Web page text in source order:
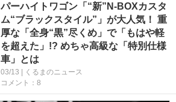
パーハイトワゴン「“新”N-BOXカスタ
ム“ブラックスタイル”」が大人気！ 重
厚な「全身“黒”尽くめ」で「もはや軽
を超えた」!? めちゃ高級な「特別仕様
車」とは
03/13 | くるまのニュース
コメント：8